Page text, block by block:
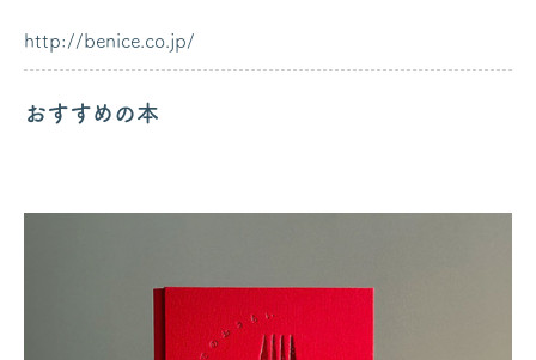
http://benice.co.jp/
おすすめの本